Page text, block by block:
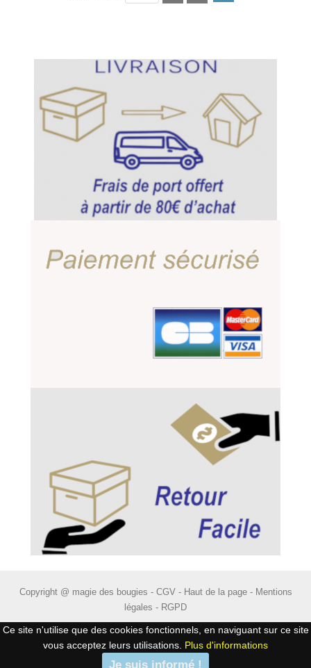
Copyright @ magie des bougies - CGV- Haut de la page- Mentions
légales - RGPD
Ce site n'utilise que des cookies fonctionnels, en naviguant sur ce site
vous acceptez leurs utilisations. Plus d'informations